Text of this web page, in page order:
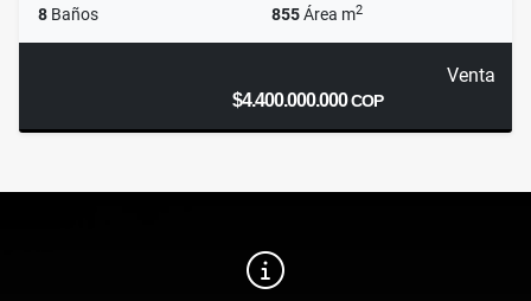
8 Baños 855Área m2
Venta
$4.400.000.000COP